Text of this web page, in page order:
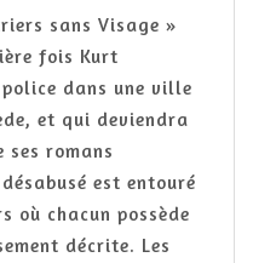
sans Visage »
fois Kurt
dans une ville
et qui deviendra
ses romans
est entouré
où chacun possède
décrite. Les